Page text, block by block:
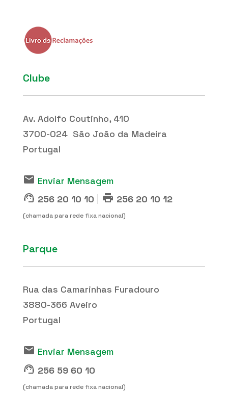
Clube
Av. Adolfo Coutinho, 410
3700-024 São João da Madeira
Portugal
email Enviar Mensagem
support_agent 256 20 10 10 print 256 20 10 12
(chamada para rede fixa nacional)
Parque
Rua das Camarinhas Furadouro
3880-366 Aveiro
Portugal
email Enviar Mensagem
support_agent 256 59 60 10
(chamada para rede fixa nacional)